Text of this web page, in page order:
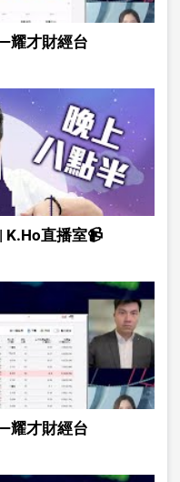
耀才財經台
K.Ho直播室📹
耀才財經台